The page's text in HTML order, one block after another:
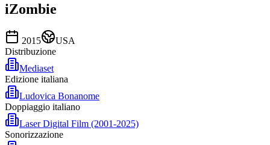
iZombie
2015
USA
Distribuzione
Mediaset
Edizione italiana
Ludovica Bonanome
Doppiaggio italiano
Laser Digital Film (2001-2025)
Sonorizzazione